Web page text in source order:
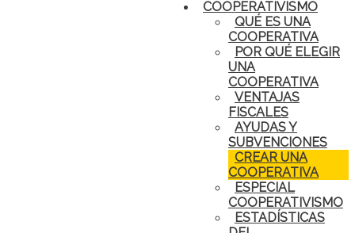
COOPERATIVISMO
QUÉ ES UNA
COOPERATIVA
POR QUÉ ELEGIR
UNA
COOPERATIVA
VENTAJAS
FISCALES
AYUDAS Y
SUBVENCIONES
CREAR UNA
COOPERATIVA
ESPECIAL
COOPERATIVISMO
ESTADÍSTICAS